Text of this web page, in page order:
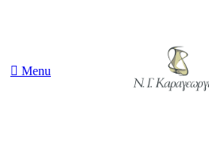
Menu